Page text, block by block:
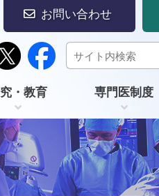
お問い合わせ
・教育 専門医制度